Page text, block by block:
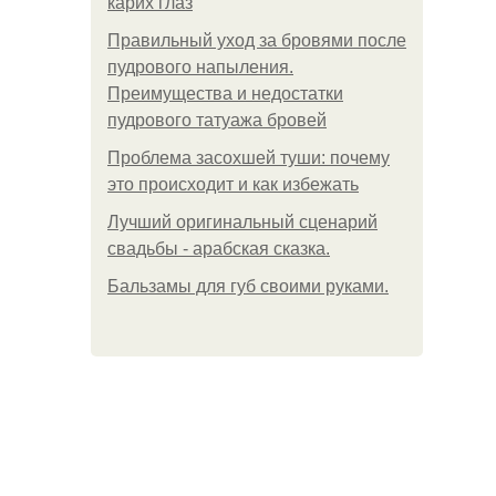
Правильный уход за бровями после
пудрового напыления.
Преимущества и недостатки
пудрового татуажа бровей
Проблема засохшей туши: почему
это происходит и как избежать
Лучший оригинальный сценарий
свадьбы - арабская сказка.
Бальзамы для губ своими руками.